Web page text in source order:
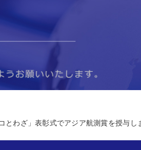
とわざ」表彰式でアジア航測賞を授与し